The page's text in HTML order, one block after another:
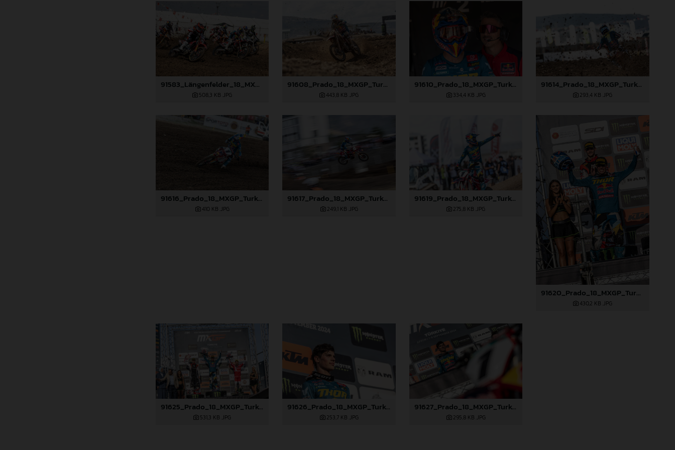
91583_Längenfelder_18_MXGP_Turkey_2024_22A8033
508,3 KB .JPG
91608_Prado_18_MXGP_Turkey_2024_22A1105
443,8 KB .JPG
91610_Prado_18_MXGP_Turkey_2024_22A3416
334,4 KB .JPG
91614_Prado_18_MXGP_Turkey_2024_22A3528
293,4 KB .JPG
91616_Prado_18_MXGP_Turkey_2024_22A3886
410 KB .JPG
91617_Prado_18_MXGP_Turkey_2024_22A4502
249,1 KB .JPG
91619_Prado_18_MXGP_Turkey_2024_22A4760
275,8 KB .JPG
91620_Prado_18_MXGP_Turkey_2024_22A4845
430,2 KB .JPG
91625_Prado_18_MXGP_Turkey_2024_22A4972
531,3 KB .JPG
91626_Prado_18_MXGP_Turkey_2024_22A4986
253,7 KB .JPG
91627_Prado_18_MXGP_Turkey_2024_22A5046
295,8 KB .JPG